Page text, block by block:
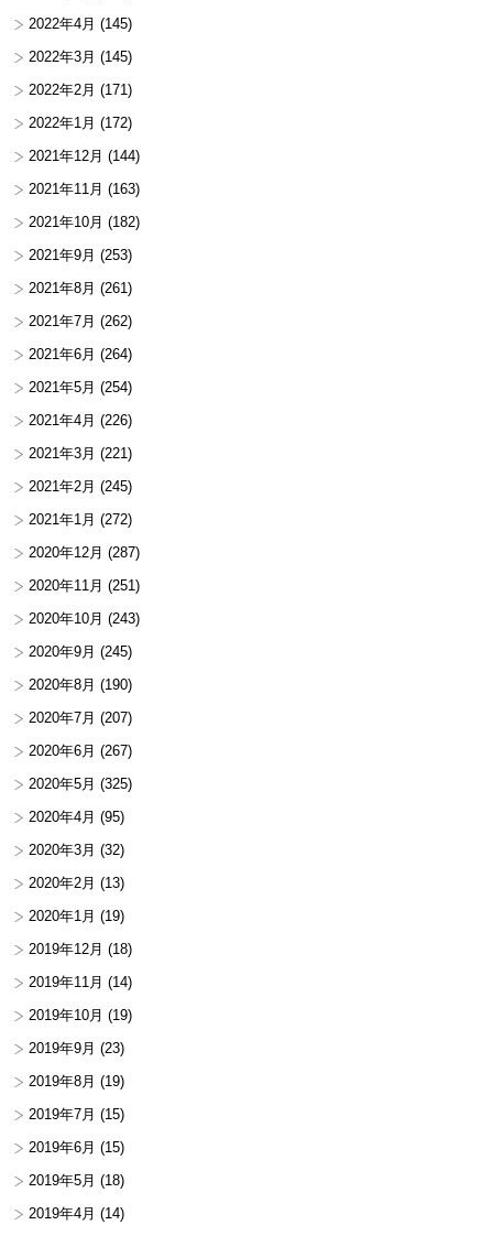
2022年4月 (145)
2022年3月 (145)
2022年2月 (171)
2022年1月 (172)
2021年12月 (144)
2021年11月 (163)
2021年10月 (182)
2021年9月 (253)
2021年8月 (261)
2021年7月 (262)
2021年6月 (264)
2021年5月 (254)
2021年4月 (226)
2021年3月 (221)
2021年2月 (245)
2021年1月 (272)
2020年12月 (287)
2020年11月 (251)
2020年10月 (243)
2020年9月 (245)
2020年8月 (190)
2020年7月 (207)
2020年6月 (267)
2020年5月 (325)
2020年4月 (95)
2020年3月 (32)
2020年2月 (13)
2020年1月 (19)
2019年12月 (18)
2019年11月 (14)
2019年10月 (19)
2019年9月 (23)
2019年8月 (19)
2019年7月 (15)
2019年6月 (15)
2019年5月 (18)
2019年4月 (14)